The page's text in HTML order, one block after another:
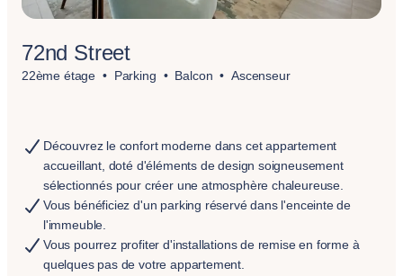
72nd Street
22ème étage Parking Balcon Ascenseur
Découvrez le confort moderne dans cet appartement
accueillant, doté d'éléments de design soigneusement
sélectionnés pour créer une atmosphère chaleureuse.
Vous bénéficiez d'un parking réservé dans l'enceinte de
l'immeuble.
Vous pourrez profiter d'installations de remise en forme à
quelques pas de votre appartement.